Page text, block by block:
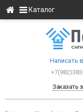
Каталог
Написать в
Заказать